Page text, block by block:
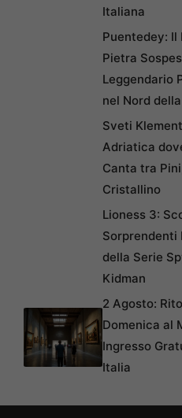
Italiana
Puentedey: Il
Pietra
Leggendario
nel Nord
Sveti
Adriatica
Canta tra
Cristallino
Lioness 3:
Sorprendenti
della Serie
Kidman
2 Agosto:
Domenica al
Ingresso
Italia